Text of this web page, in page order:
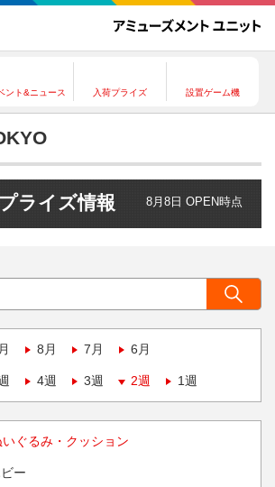
ント&ニュース 入荷プライズ 設置ゲーム機
ライズ情報 8月8日 OPEN時点
8月 7月 6月
4週 3週 2週 1週
いぐるみ・クッション
ー